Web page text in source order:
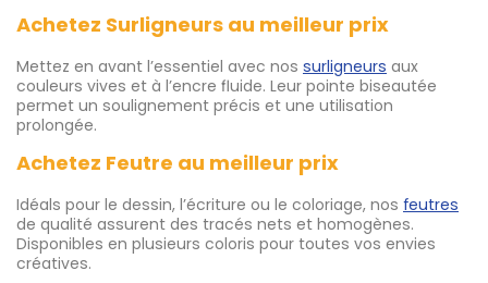
Achetez Surligneurs au meilleur prix
Mettez en avant l’essentiel avec nos surligneurs aux
couleurs vives et à l’encre fluide. Leur pointe biseautée
permet un soulignement précis et une utilisation
prolongée.
Achetez Feutre au meilleur prix
Idéals pour le dessin, l’écriture ou le coloriage, nos feutres
de qualité assurent des tracés nets et homogènes.
Disponibles en plusieurs coloris pour toutes vos envies
créatives.